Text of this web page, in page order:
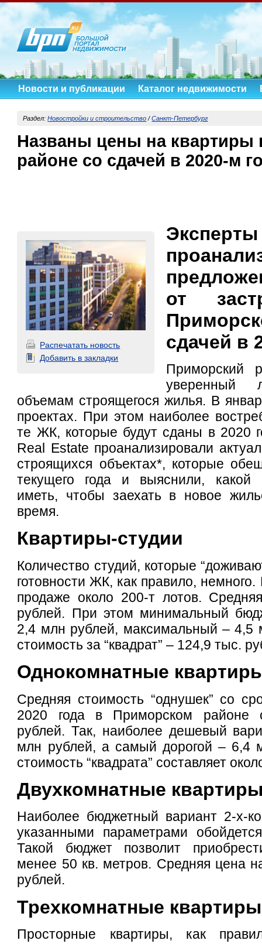
Новости и публикации Каталог недвижимости
Раздел:Новостройки и строительство /Санкт-Петербург
Названы цены на квартиры
районе со сдачей в 2020-м
Распечатать новость
Добавить в закладки
Эксперты
от
сдачей в
Приморский
уверенный
объемам строящегося жилья. В
проектах. При этом наиболее
те ЖК, которые будут сданы в 2020
Real Estate проанализировали
строящихся объектах*, которые
текущего года и выяснили, какой
иметь, чтобы заехать в новое
время.
Квартиры-студии
Количество студий, которые
готовности ЖК, как правило,
продаже около 200-т лотов.
рублей. При этом минимальный
2,4 млн рублей, максимальный – 4,5
стоимость за “квадрат” – 124,9 тыс.
Однокомнатные
Средняя стоимость “однушек” со
2020 года в Приморском районе
рублей. Так, наиболее дешевый
млн рублей, а самый дорогой – 6,4
стоимость “квадрата” составляет
Двухкомнатные
Наиболее бюджетный вариант 2-х-
указанными параметрами
Такой бюджет позволит
менее 50 кв. метров. Средняя цена
рублей.
Трехкомнатные квартиры
Просторные квартиры, как